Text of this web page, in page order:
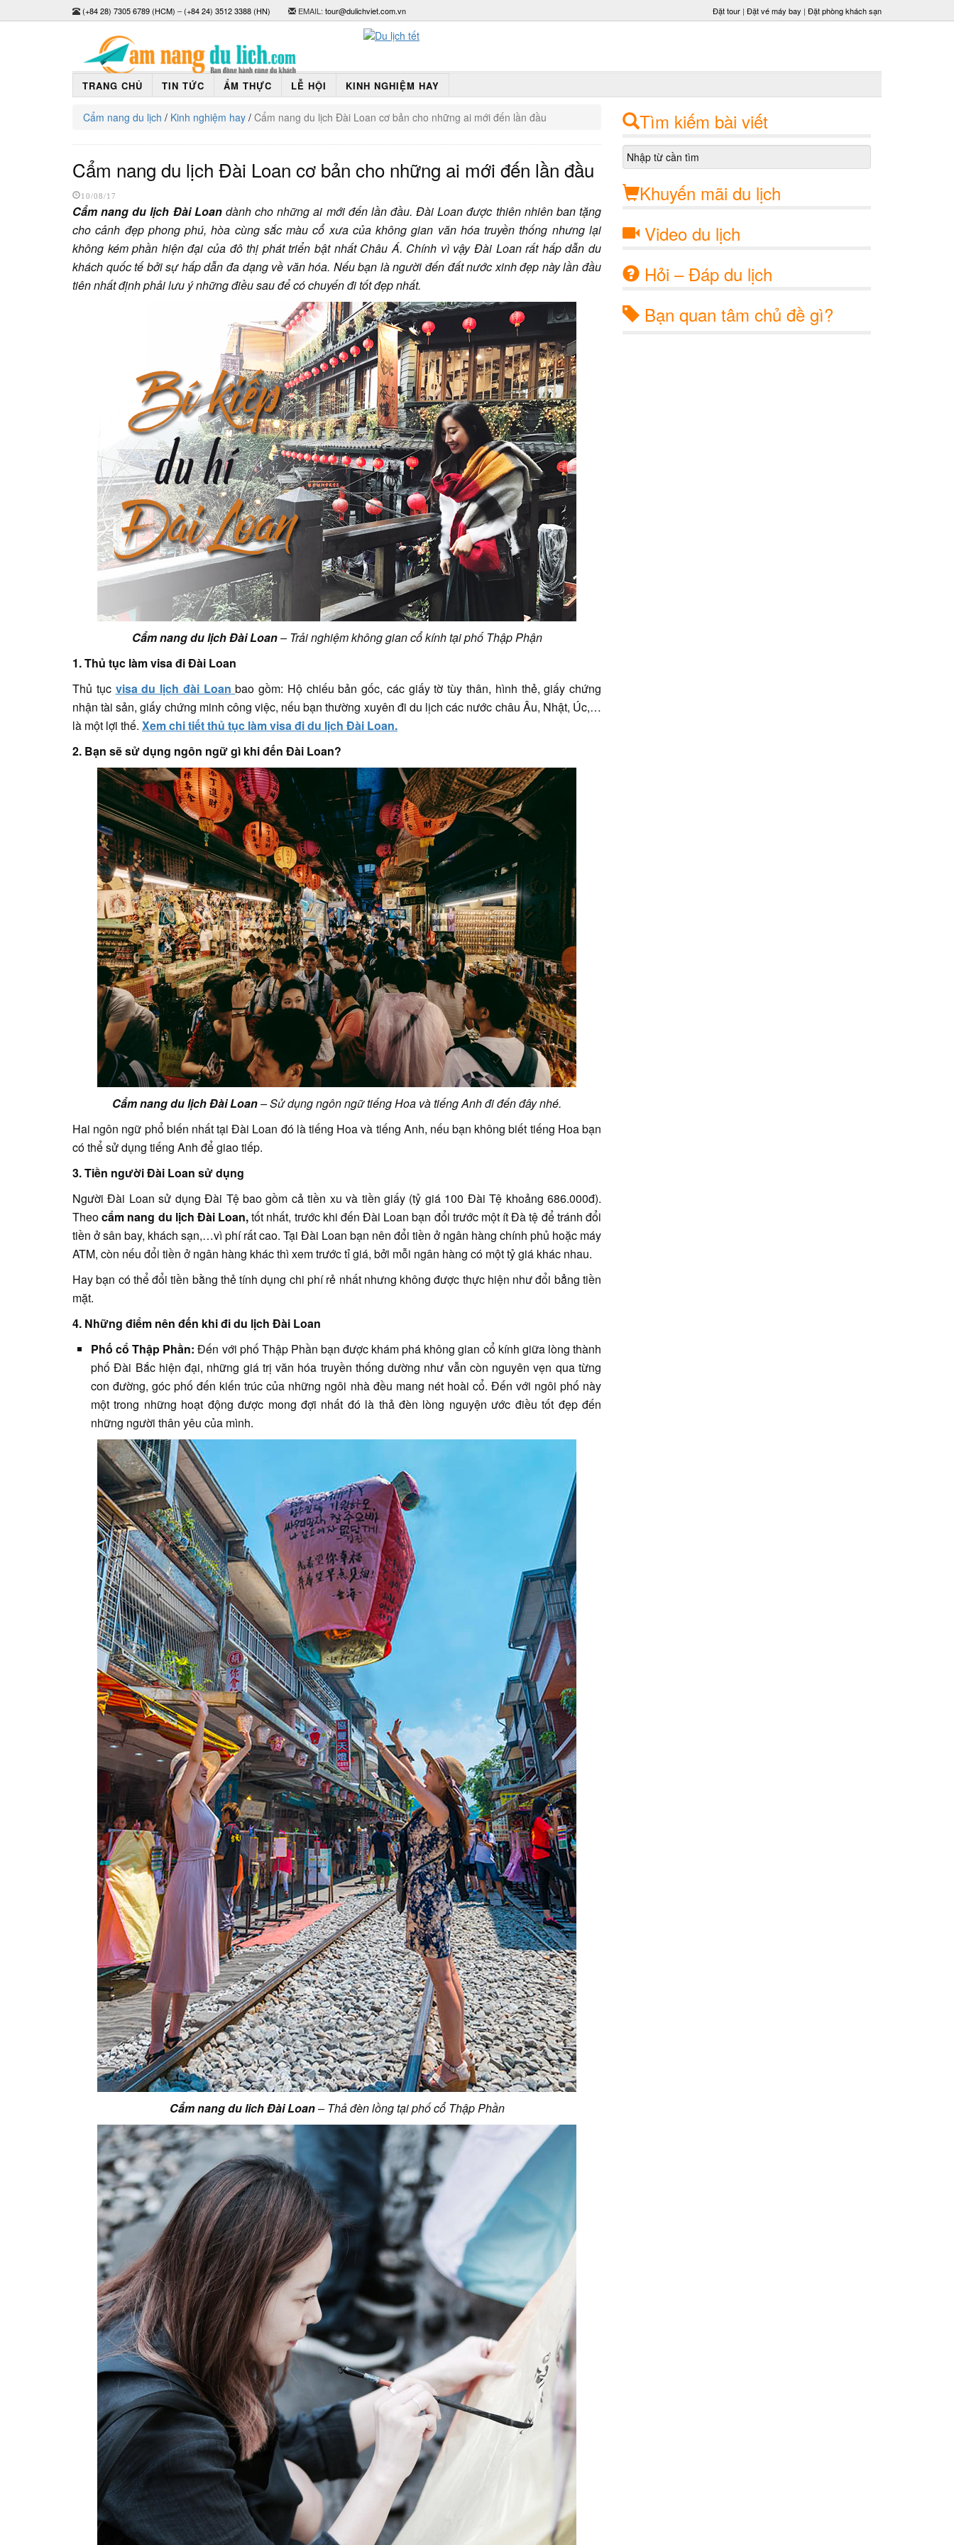
(+84 28) 7305 6789 (HCM) –(+84 24) 3512 3388 (HN) EMAIL: tour@dulichviet.com.vn Đặt tour | Đặt vé máy bay | Đặt phòng khách sạn
TRANG CHỦ TIN TỨC ẨM THỰC LỄ HỘI KINH NGHIỆM HAY
Cẩm nang du lịch / Kinh nghiệm hay / Cẩm nang du lịch Đài Loan cơ bản cho những ai mới đến lần đầu
Cẩm nang du lịch Đài Loan cơ bản cho những ai mới đến lần đầu
10/08/17
Cẩm nang du lịch Đài Loandành cho những ai mới đến lần đầu. Đài Loan được thiên nhiên ban tặng
cho cảnh đẹp phong phú, hòa cùng sắc màu cổ xưa của không gian văn hóa truyền thống nhưng lại
không kém phần hiện đại của đô thị phát triển bật nhất Châu Á. Chính vì vậy Đài Loan rất hấp dẫn du
khách quốc tế bởi sự hấp dẫn đa dạng về văn hóa. Nếu bạn là người đến đất nước xinh đẹp này lần đầu
tiên nhất định phải lưu ý những điều sau để có chuyến đi tốt đẹp nhất.
Cẩm nang du lịch Đài Loan– Trải nghiệm không gian cổ kính tại phố Thập Phận
1. Thủ tục làm visa đi Đài Loan
Thủ tục visa du lịch đài Loan bao gồm: Hộ chiếu bản gốc, các giấy tờ tùy thân, hình thẻ, giấy chứng
nhận tài sản, giấy chứng minh công việc, nếu bạn thường xuyên đi du lịch các nước châu Âu, Nhật, Úc,…
là một lợi thế. Xem chi tiết thủ tục làm visa đi du lịch Đài Loan.
2. Bạn sẽ sử dụng ngôn ngữ gì khi đến Đài Loan?
Cẩm nang du lịch Đài Loan– Sử dụng ngôn ngữ tiếng Hoa và tiếng Anh đi đến đây nhé.
Hai ngôn ngữ phổ biến nhất tại Đài Loan đó là tiếng Hoa và tiếng Anh, nếu bạn không biết tiếng Hoa bạn
có thể sử dụng tiếng Anh để giao tiếp.
3. Tiền người Đài Loan sử dụng
Người Đài Loan sử dụng Đài Tệ bao gồm cả tiền xu và tiền giấy (tỷ giá 100 Đài Tệ khoảng 686.000đ).
Theocẩm nang du lịch Đài Loan,tốt nhất, trước khi đến Đài Loan bạn đổi trước một ít Đà tệ để tránh đổi
tiền ở sân bay, khách sạn,…vì phí rất cao. Tại Đài Loan bạn nên đổi tiền ở ngân hàng chính phủ hoặc máy
ATM, còn nếu đổi tiền ở ngân hàng khác thì xem trước tỉ giá, bởi mỗi ngân hàng có một tỷ giá khác nhau.
Hay bạn có thể đổi tiền bằng thẻ tính dụng chi phí rẻ nhất nhưng không được thực hiện như đổi bẳng tiền
mặt.
4. Những điểm nên đến khi đi du lịch Đài Loan
Phố cổ Thập Phần: Đến với phố Thập Phần bạn được khám phá không gian cổ kính giữa lòng thành
phố Đài Bắc hiện đại, những giá trị văn hóa truyền thống dường như vẫn còn nguyên vẹn qua từng
con đường, góc phố đến kiến trúc của những ngôi nhà đều mang nét hoài cổ. Đến với ngôi phố này
một trong những hoạt động được mong đợi nhất đó là thả đèn lòng nguyện ước điều tốt đẹp đến
những người thân yêu của mình.
Cẩm nang du lich Đài Loan– Thả đèn lồng tại phố cổ Thập Phần
Tìm kiếm bài viết
Khuyến mãi du lịch
Video du lịch
Hỏi – Đáp du lịch
Bạn quan tâm chủ đề gì?